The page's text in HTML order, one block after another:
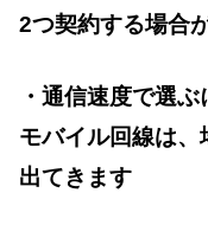
2つ契約する場合
・通信速度で選
モバイル回線は
出てきます